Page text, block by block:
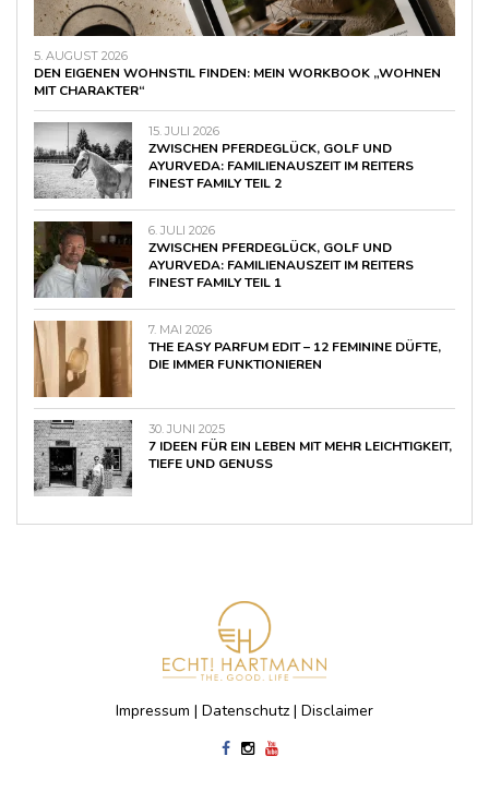
5. AUGUST 2026
DEN EIGENEN WOHNSTIL FINDEN: MEIN WORKBOOK „WOHNEN
MIT CHARAKTER“
15. JULI 2026
ZWISCHEN PFERDEGLÜCK, GOLF UND
AYURVEDA: FAMILIENAUSZEIT IM REITERS
FINEST FAMILY TEIL 2
6. JULI 2026
ZWISCHEN PFERDEGLÜCK, GOLF UND
AYURVEDA: FAMILIENAUSZEIT IM REITERS
FINEST FAMILY TEIL 1
7. MAI 2026
THE EASY PARFUM EDIT – 12 FEMININE DÜFTE,
DIE IMMER FUNKTIONIEREN
30. JUNI 2025
7 IDEEN FÜR EIN LEBEN MIT MEHR LEICHTIGKEIT,
TIEFE UND GENUSS
Impressum | Datenschutz | Disclaimer